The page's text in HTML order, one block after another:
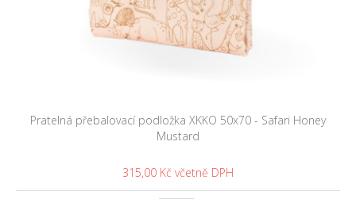
Pratelná přebalovací podložka XKKO 50x70 - Safari Honey
Mustard
315,00 Kč